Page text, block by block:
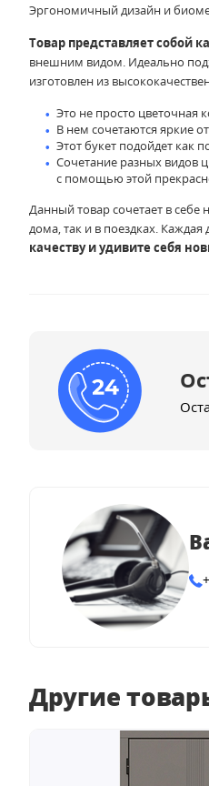
Эргономичный дизайн и
Товар представляет собой
внешним видом. Идеально
изготовлен из
Это не просто цветочная
В нем сочетаются яркие
Этот букет подойдет как
Сочетание разных видов
с помощью этой
Данный товар сочетает в себе
дома, так и в поездках.
качеству и удивите себя
Другие